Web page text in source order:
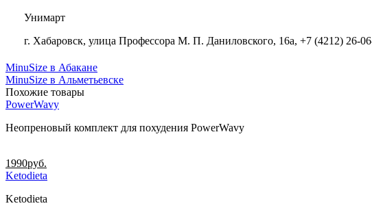
Унимарт
г. Хабаровск, улица Профессора М. П. Даниловского, 16а, +7 (4212) 26-
MinuSize в Абакане
MinuSize в Альметьевске
Похожие товары
PowerWavy
Неопреновый комплект для похудения PowerWavy
1990руб.
Ketodieta
Ketodieta